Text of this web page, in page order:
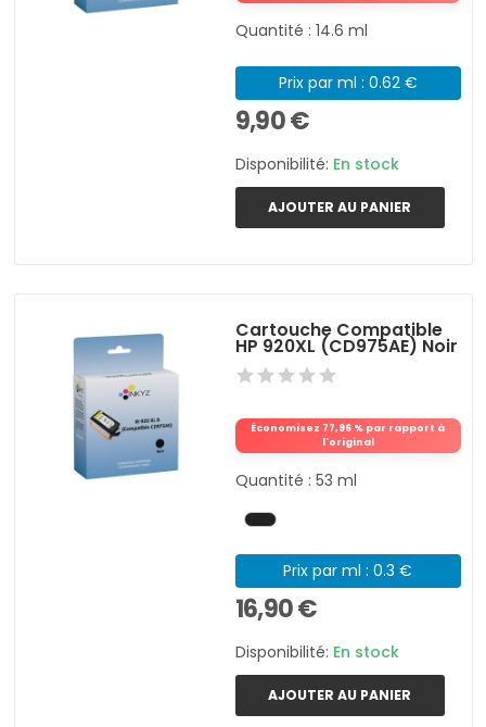
Quantité : 14.6 ml
Prix par ml : 0.62 €
9,90 €
Disponibilité: En stock
AJOUTER AU PANIER
Cartouche Compatible
HP 920XL (CD975AE) Noir
Économisez 77,96 % par rapport à
l'original
Quantité : 53 ml
Prix par ml : 0.3 €
16,90 €
Disponibilité: En stock
AJOUTER AU PANIER